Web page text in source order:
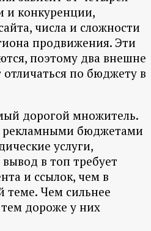
и конкуренции,
числа и сложности
продвижения. Эти
поэтому два внешне
по бюджету в
дорогой множитель.
бюджетами
услуги,
в топ требует
и ссылок, чем в
теме. Чем сильнее
дороже у них